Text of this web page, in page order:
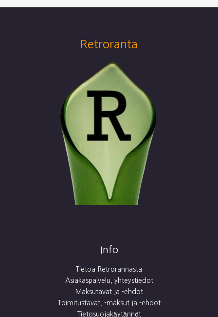
Retroranta
Info
Tietoa Retrorannasta
Asiakaspalvelu, yhteystiedot
Maksutavat ja -ehdot
Toimitustavat, -maksut ja -ehdot
Tietosuojakäytännöt